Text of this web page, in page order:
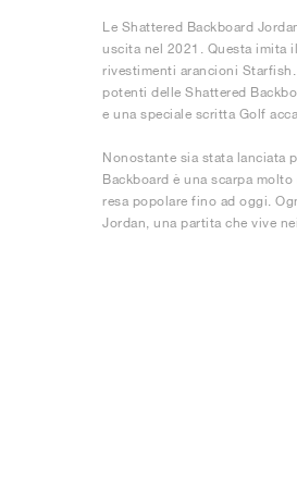
Le Shattered Backboard
uscita nel 2021. Questa imita
rivestimenti arancioni
potenti delle Shattered
e una speciale scritta Golf
Nonostante sia stata lanciata
Backboard è una scarpa
resa popolare fino ad oggi.
Jordan, una partita che vive